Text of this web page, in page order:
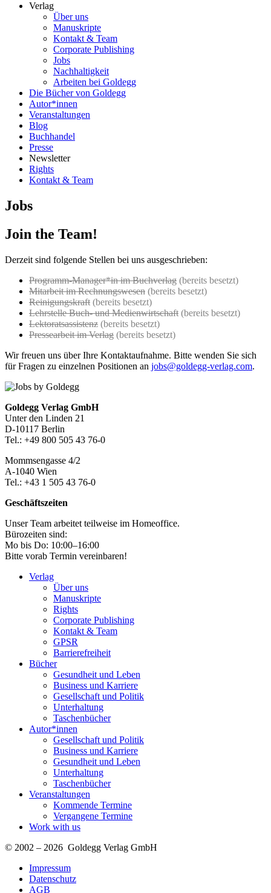
Verlag
Über uns
Manuskripte
Kontakt & Team
Corporate Publishing
Jobs
Nachhaltigkeit
Arbeiten bei Goldegg
Die Bücher von Goldegg
Autor*innen
Veranstaltungen
Blog
Buchhandel
Presse
Newsletter
Rights
Kontakt & Team
Jobs
Join the Team!
Derzeit sind folgende Stellen bei uns ausgeschrieben:
Programm-Manager*in im Buchverlag (bereits besetzt)
Mitarbeit im Rechnungswesen (bereits besetzt)
Reinigungskraft (bereits besetzt)
Lehrstelle Buch- und Medienwirtschaft (bereits besetzt)
Lektoratsassistenz (bereits besetzt)
Pressearbeit im Verlag (bereits besetzt)
Wir freuen uns über Ihre Kontaktaufnahme. Bitte wenden Sie sich
für Fragen zu einzelnen Positionen an jobs@goldegg-verlag.com.
Footer-
Section
Goldegg Verlag GmbH
Unter den Linden 21
D-10117 Berlin
Tel.: +49 800 505 43 76-0
Mommsengasse 4/2
A-1040 Wien
Tel.: +43 1 505 43 76-0
Geschäftszeiten
Unser Team arbeitet teilweise im Homeoffice.
Bürozeiten sind:
Mo bis Do: 10:00–16:00
Bitte vorab Termin vereinbaren!
Verlag
Über uns
Manuskripte
Rights
Corporate Publishing
Kontakt & Team
GPSR
Barrierefreiheit
Bücher
Gesundheit und Leben
Business und Karriere
Gesellschaft und Politik
Unterhaltung
Taschenbücher
Autor*innen
Gesellschaft und Politik
Business und Karriere
Gesundheit und Leben
Unterhaltung
Taschenbücher
Veranstaltungen
Kommende Termine
Vergangene Termine
Work with us
© 2002 – 2026 Goldegg Verlag GmbH
Impressum
Datenschutz
AGB